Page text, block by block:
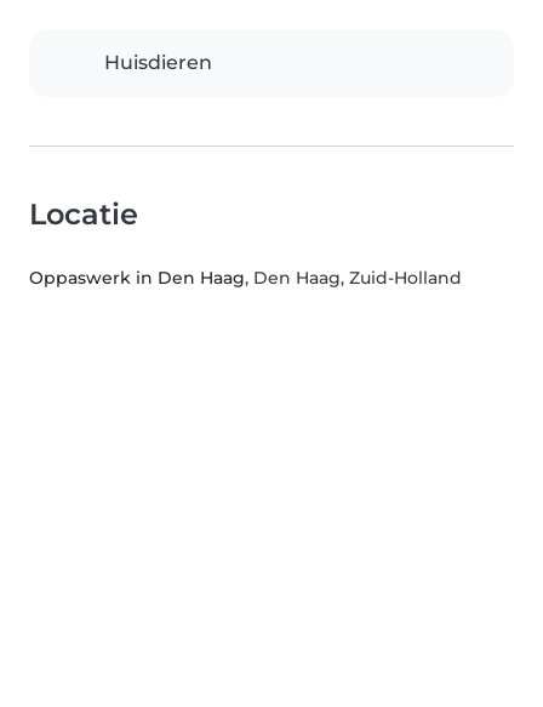
Huisdieren
Locatie
Oppaswerk in Den Haag, Den Haag, Zuid-Holland